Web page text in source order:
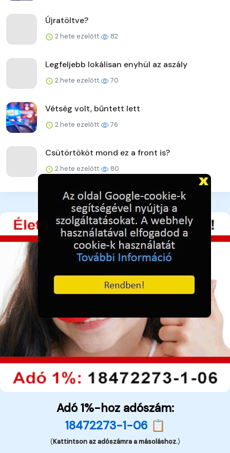
Újratöltve?
2 hete ezelőtt 82
Legfeljebb lokálisan enyhül az aszály
2 hete ezelőtt 70
Vétség volt, bűntett lett
2 hete ezelőtt 76
Csütörtököt mond ez a front is?
2 hete ezelőtt 80
Adó 1%-hoz adószám:
18472273-1-06 📋
(Kattintson az adószámra a másoláshoz.)